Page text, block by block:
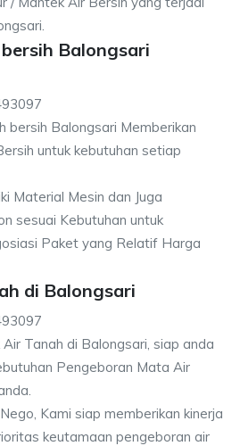
Balongsari
bersih Balongsari Memberikan
untuk kebutuhan setiap
Material Mesin dan Juga
sesuai Kebutuhan untuk
Paket yang Relatif Harga
di Balongsari
Tanah di Balongsari, siap anda
Pengeboran Mata Air
Kami siap memberikan kinerja
keutamaan pengeboran air